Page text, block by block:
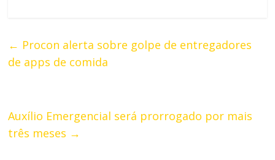
← Procon alerta sobre golpe de entregadores
de apps de comida
Auxílio Emergencial será prorrogado por mais
três meses →